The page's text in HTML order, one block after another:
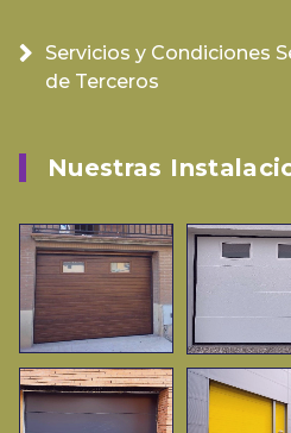
Servicios y Condiciones
de Terceros
Nuestras